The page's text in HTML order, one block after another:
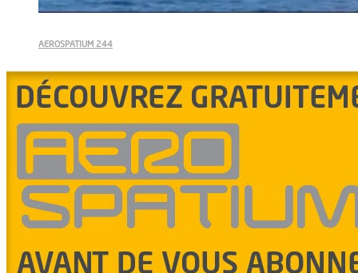
AEROSPATIUM 244